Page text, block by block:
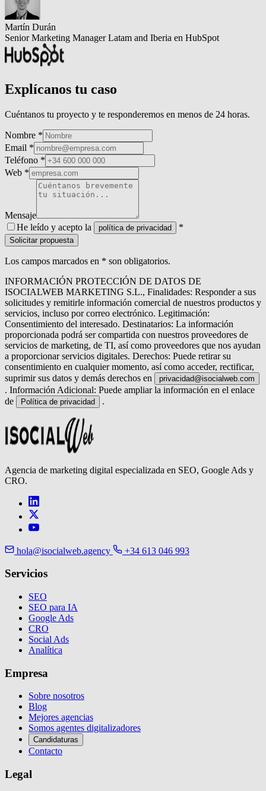
Martín Durán
Senior Marketing Manager Latam and Iberia en HubSpot
Explícanos tu caso
Cuéntanos tu proyecto y te responderemos en menos de 24 horas.
Nombre *
Email *
Teléfono *
Web *
Mensaje
He leído y acepto la
política de privacidad *
Solicitar propuesta
Los campos marcados en * son obligatorios.
INFORMACIÓN PROTECCIÓN DE DATOS DE
ISOCIALWEB MARKETING S.L., Finalidades: Responder a sus
solicitudes y remitirle información comercial de nuestros productos y
servicios, incluso por correo electrónico. Legitimación:
Consentimiento del interesado. Destinatarios: La información
proporcionada podrá ser compartida con nuestros proveedores de
servicios de marketing, de TI, así como proveedores que nos ayudan
a proporcionar servicios digitales. Derechos: Puede retirar su
consentimiento en cualquier momento, así como acceder, rectificar,
suprimir sus datos y demás derechos en
privacidad@isocialweb.com
. Información Adicional: Puede ampliar la información en el enlace
de
Política de privacidad .
Agencia de marketing digital especializada en SEO, Google Ads y
CRO.
hola@isocialweb.agency +34 613 046 993
Servicios
SEO
SEO para IA
Google Ads
CRO
Social Ads
Analítica
Empresa
Sobre nosotros
Blog
Mejores agencias
Somos agentes digitalizadores
Candidaturas
Contacto
Legal